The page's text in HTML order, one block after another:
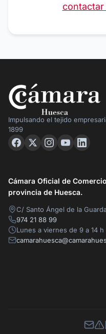
Impulsando el tejido
1899
Cámara Oficial de
provincia de Huesca.
C/ Santo Ángel de la
974 21 88 99
Lunes a viernes de 9 a 14 h